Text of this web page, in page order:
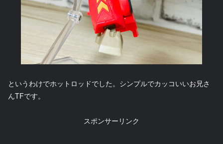
というわけでホットロッドでした。シンプルでカッコいいお兄さ
んTFです。
スポンサーリンク